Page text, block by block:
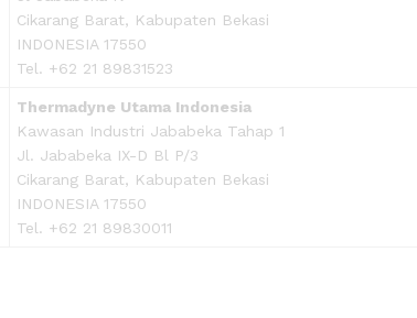
Cikarang Barat, Kabupaten Bekasi
INDONESIA 17550
Tel. +62 21 89831523
Thermadyne Utama Indonesia
Kawasan Industri Jababeka Tahap 1
Jl. Jababeka IX-D Bl P/3
Cikarang Barat, Kabupaten Bekasi
INDONESIA 17550
Tel. +62 21 89830011